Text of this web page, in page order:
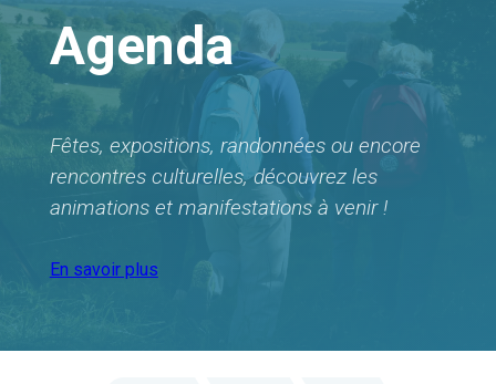
Agenda
Fêtes, expositions, randonnées ou encore
rencontres culturelles, découvrez les
animations et manifestations à venir !
En savoir plus